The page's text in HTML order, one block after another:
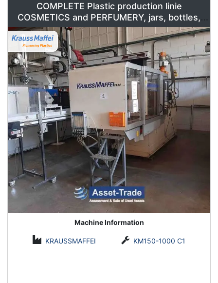
COMPLETE Plastic production linie
COSMETICS and PERFUMERY, jars, bottles,
caps and containers for sale
Machine Information
KRAUSSMAFFEI KM150-1000 C1